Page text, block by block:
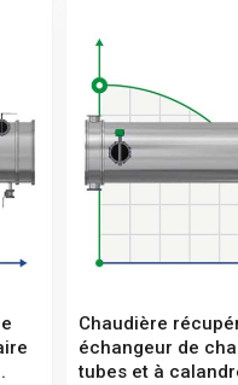
Chaudière
échangeur de
tubes et à